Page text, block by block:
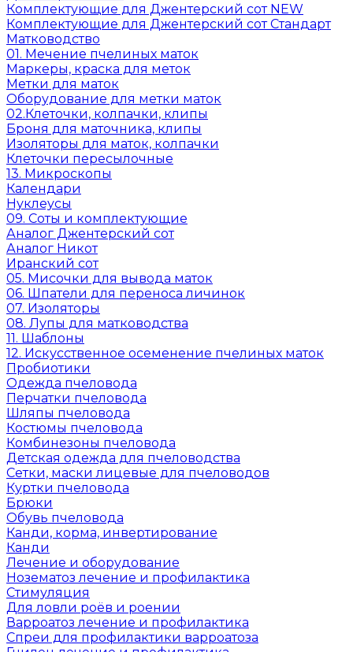
Комплектующие для Джентерский сот NEW
Комплектующие для Джентерский сот Стандарт
Матководство
01. Мечение пчелиных маток
Маркеры, краска для меток
Метки для маток
Оборудование для метки маток
02.Клеточки, колпачки, клипы
Броня для маточника, клипы
Изоляторы для маток, колпачки
Клеточки пересылочные
13. Микроскопы
Календари
Нуклеусы
09. Соты и комплектующие
Аналог Джентерский сот
Аналог Никот
Иранский сот
05. Мисочки для вывода маток
06. Шпатели для переноса личинок
07. Изоляторы
08. Лупы для матководства
11. Шаблоны
12. Искусственное осеменение пчелиных маток
Пробиотики
Одежда пчеловода
Перчатки пчеловода
Шляпы пчеловода
Костюмы пчеловода
Комбинезоны пчеловода
Детская одежда для пчеловодства
Сетки, маски лицевые для пчеловодов
Куртки пчеловода
Брюки
Обувь пчеловода
Канди, корма, инвертирование
Канди
Лечение и оборудование
Нозематоз лечение и профилактика
Стимуляция
Для ловли роёв и роении
Варроатоз лечение и профилактика
Спреи для профилактики варроатоза